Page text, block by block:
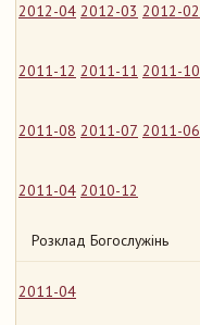
2012-04 2012-03 2012-02
2011-12 2011-11 2011-10
2011-08 2011-07 2011-06
2011-04 2010-12
Розклад Богослужінь
2011-04